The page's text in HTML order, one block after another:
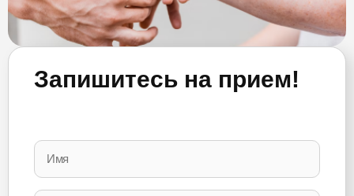
Запишитесь на прием!
leave
this
field
empty.